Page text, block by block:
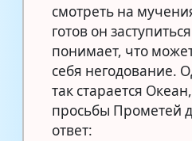
смотреть на
готов он
понимает, что
себя негодование.
так старается
просьбы Прометей
ответ: